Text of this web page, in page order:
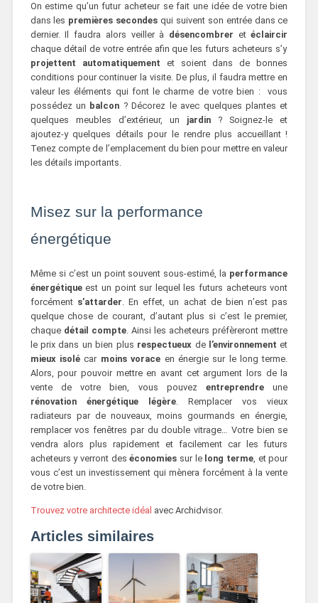
On estime qu’un futur acheteur se fait une idée de votre bien
dans les premières secondesqui suivent son entrée dans ce
dernier. Il faudra alors veiller à désencombrer etéclaircir
chaque détail de votre entrée afin que les futurs acheteurs s’y
projettent
automatiquement et soient dans de bonnes
conditions pour continuer la visite. De plus, il faudra mettre en
valeur les éléments qui font le charme de votre bien : vous
possédez un balcon ? Décorez le avec quelques plantes et
quelques meubles d’extérieur, un jardin ? Soignez-le et
ajoutez-y quelques détails pour le rendre plus accueillant !
Tenez compte de l’emplacement du bien pour mettre en valeur
les détails importants.
Misez sur la performance
énergétique
Même si c’est un point souvent sous-estimé, la performance
énergétiqueest un point sur lequel les futurs acheteurs vont
forcément s’attarder. En effet, un achat de bien n’est pas
quelque chose de courant, d’autant plus si c’est le premier,
chaque détail compte. Ainsi les acheteurs préfèreront mettre
le prix dans un bien plus respectueux de l’environnement et
mieux isolé car moins vorace en énergie sur le long terme.
Alors, pour pouvoir mettre en avant cet argument lors de la
vente de votre bien, vous pouvezentreprendre une
rénovation
énergétique légère. Remplacer vos vieux
radiateurs par de nouveaux, moins gourmands en énergie,
remplacer vos fenêtres par du double vitrage… Votre bien se
vendra alors plus rapidement et facilement car les futurs
acheteurs y verront deséconomies sur le long terme, et pour
vous c’est un investissement qui mènera forcément à la vente
de votre bien.
Trouvez votre architecte idéal avec Archidvisor.
Articles similaires